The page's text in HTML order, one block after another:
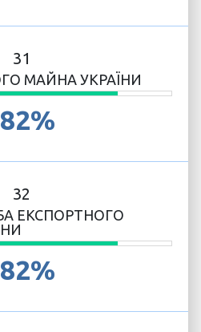
31
МАЙНА УКРАЇНИ
82%
32
ЕКСПОРТНОГО
82%